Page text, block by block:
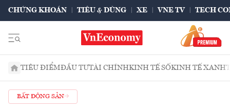
CHỨNG KHOÁN TIÊU & DÙNG XE VNE TV TECH
TIÊU ĐIỂMĐẦU TƯTÀI CHÍNHKINH TẾ SỐKINH TẾ XANH
BẤT ĐỘNG SẢN